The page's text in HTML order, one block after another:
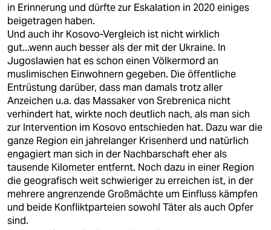
in Erinnerung und dürfte zur Eskalation in 2020 einiges
beigetragen haben.
Und auch ihr Kosovo-Vergleich ist nicht wirklich
gut...wenn auch besser als der mit der Ukraine. In
Jugoslawien hat es schon einen Völkermord an
muslimischen Einwohnern gegeben. Die öffentliche
Entrüstung darüber, dass man damals trotz aller
Anzeichen u.a. das Massaker von Srebrenica nicht
verhindert hat, wirkte noch deutlich nach, als man sich
zur Intervention im Kosovo entschieden hat. Dazu war die
ganze Region ein jahrelanger Krisenherd und natürlich
engagiert man sich in der Nachbarschaft eher als
tausende Kilometer entfernt. Noch dazu in einer Region
die geografisch weit schwieriger zu erreichen ist, in der
mehrere angrenzende Großmächte um Einfluss kämpfen
und beide Konfliktparteien sowohl Täter als auch Opfer
sind.